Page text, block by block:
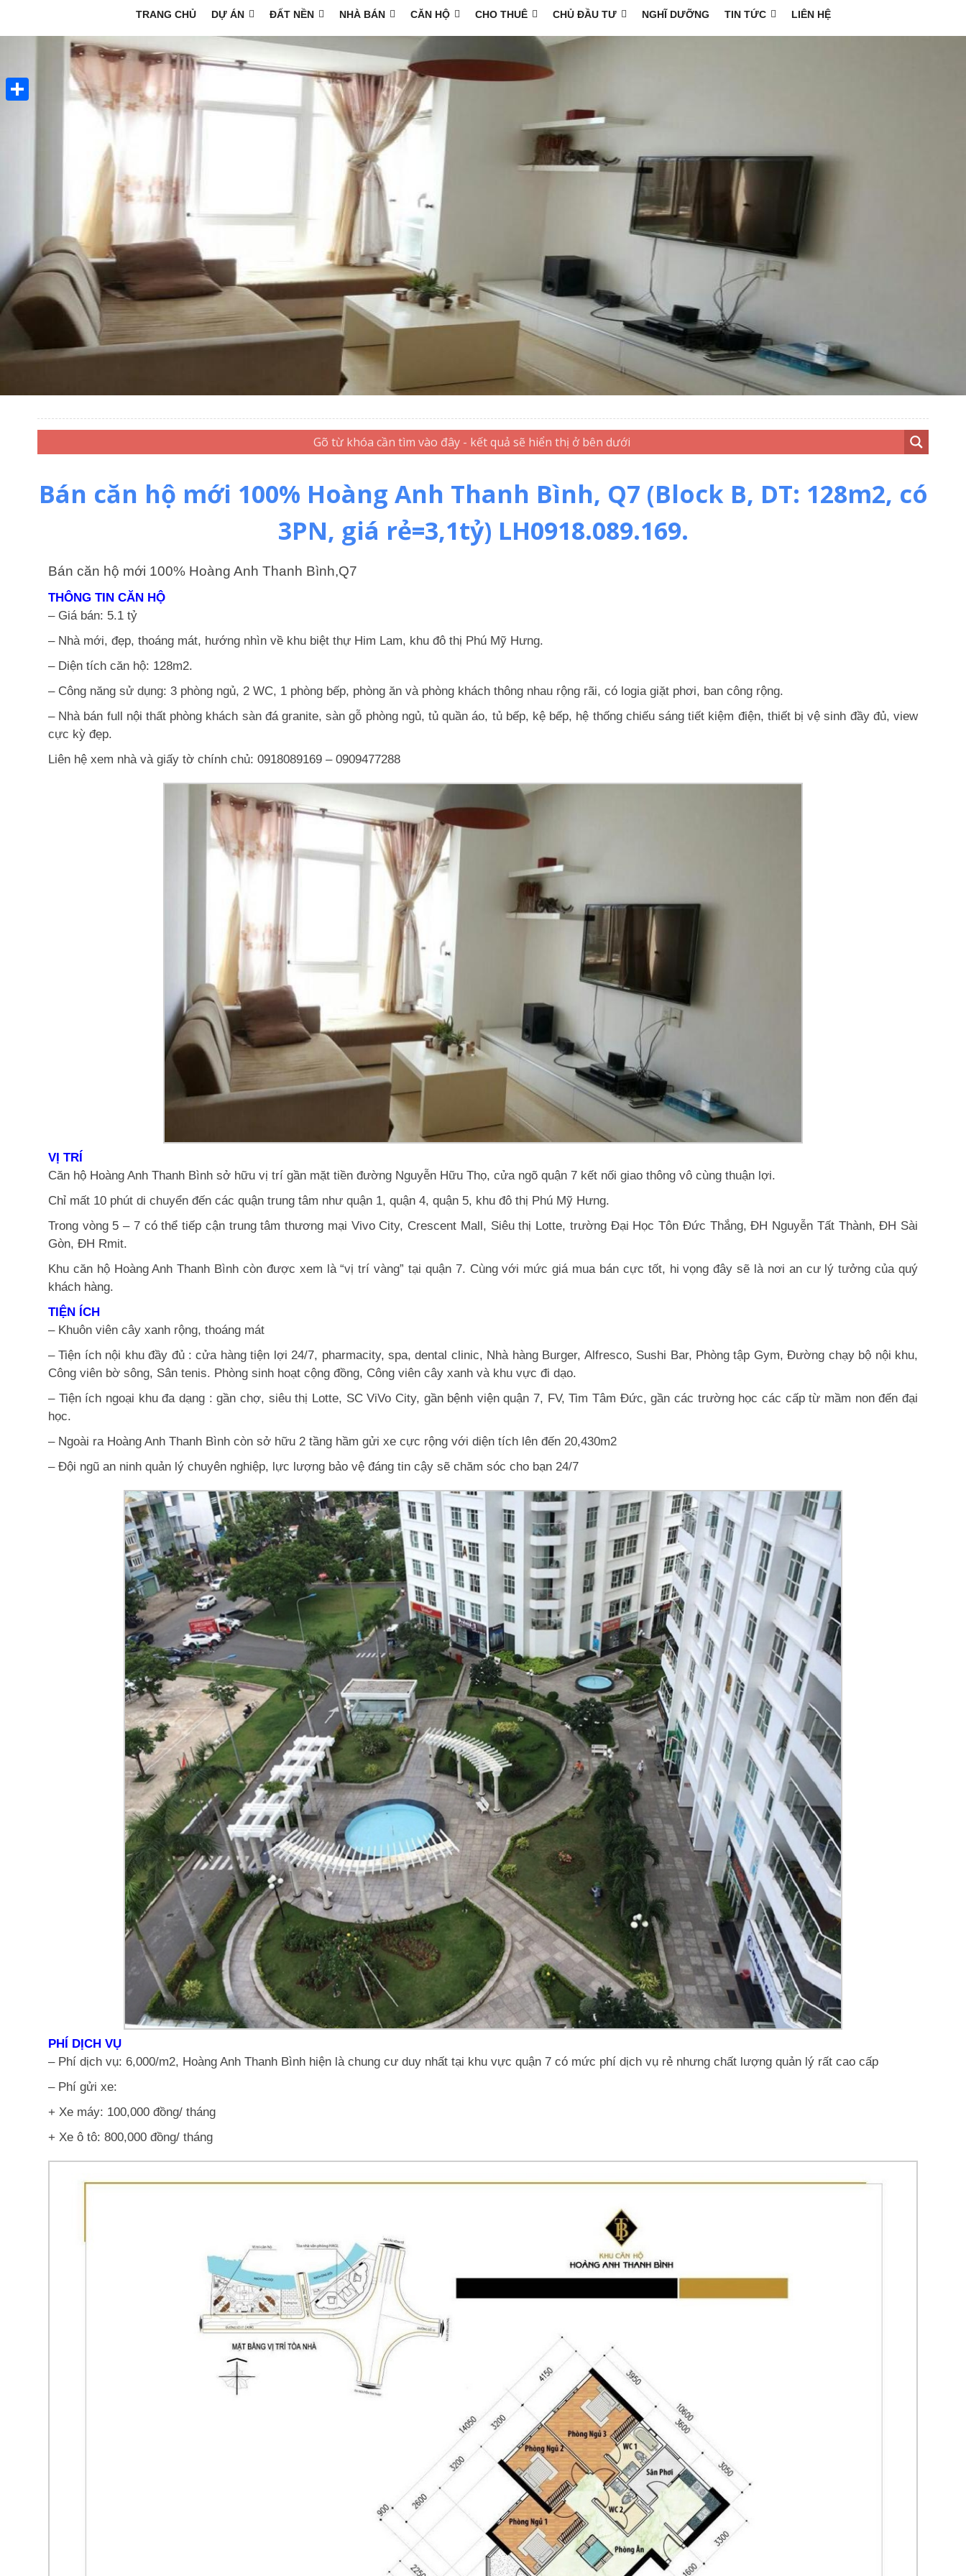
TRANG CHỦ DỰ ÁN ĐẤT NỀN NHÀ BÁN CĂN HỘ CHO THUÊ CHỦ ĐẦU TƯ NGHĨ DƯỠNG TIN TỨC LIÊN HỆ
Bán căn hộ mới 100% Hoàng Anh Thanh Bình, Q7 (Block B, DT: 128m2, có
3PN, giá rẻ=3,1tỷ) LH0918.089.169.
Bán căn hộ mới 100% Hoàng Anh Thanh Bình,Q7
THÔNG TIN CĂN HỘ
– Giá bán: 5.1 tỷ
– Nhà mới, đẹp, thoáng mát, hướng nhìn về khu biệt thự Him Lam, khu đô thị Phú Mỹ Hưng.
– Diện tích căn hộ: 128m2.
– Công năng sử dụng: 3 phòng ngủ, 2 WC, 1 phòng bếp, phòng ăn và phòng khách thông nhau rộng rãi, có logia giặt phơi, ban công rộng.
– Nhà bán full nội thất phòng khách sàn đá granite, sàn gỗ phòng ngủ, tủ quần áo, tủ bếp, kệ bếp, hệ thống chiếu sáng tiết kiệm điện, thiết bị vệ sinh đầy đủ, view
cực kỳ đẹp.
Liên hệ xem nhà và giấy tờ chính chủ: 0918089169 – 0909477288
VỊ TRÍ
Căn hộ Hoàng Anh Thanh Bình sở hữu vị trí gần mặt tiền đường Nguyễn Hữu Thọ, cửa ngõ quận 7 kết nối giao thông vô cùng thuận lợi.
Chỉ mất 10 phút di chuyển đến các quận trung tâm như quận 1, quận 4, quận 5, khu đô thị Phú Mỹ Hưng.
Trong vòng 5 – 7 có thể tiếp cận trung tâm thương mại Vivo City, Crescent Mall, Siêu thị Lotte, trường Đại Học Tôn Đức Thắng, ĐH Nguyễn Tất Thành, ĐH Sài
Gòn, ĐH Rmit.
Khu căn hộ Hoàng Anh Thanh Bình còn được xem là “vị trí vàng” tại quận 7. Cùng với mức giá mua bán cực tốt, hi vọng đây sẽ là nơi an cư lý tưởng của quý
khách hàng.
TIỆN ÍCH
– Khuôn viên cây xanh rộng, thoáng mát
– Tiện ích nội khu đầy đủ : cửa hàng tiện lợi 24/7, pharmacity, spa, dental clinic, Nhà hàng Burger, Alfresco, Sushi Bar, Phòng tập Gym, Đường chạy bộ nội khu,
Công viên bờ sông, Sân tenis. Phòng sinh hoạt cộng đồng, Công viên cây xanh và khu vực đi dạo.
– Tiện ích ngoại khu đa dạng : gần chợ, siêu thị Lotte, SC ViVo City, gần bệnh viện quận 7, FV, Tim Tâm Đức, gần các trường học các cấp từ mầm non đến đại
học.
– Ngoài ra Hoàng Anh Thanh Bình còn sở hữu 2 tầng hầm gửi xe cực rộng với diện tích lên đến 20,430m2
– Đội ngũ an ninh quản lý chuyên nghiệp, lực lượng bảo vệ đáng tin cậy sẽ chăm sóc cho bạn 24/7
PHÍ DỊCH VỤ
– Phí dịch vụ: 6,000/m2, Hoàng Anh Thanh Bình hiện là chung cư duy nhất tại khu vực quận 7 có mức phí dịch vụ rẻ nhưng chất lượng quản lý rất cao cấp
– Phí gửi xe:
+ Xe máy: 100,000 đồng/ tháng
+ Xe ô tô: 800,000 đồng/ tháng